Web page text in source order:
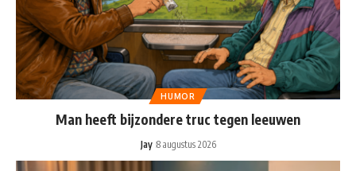
HUMOR
Man heeft bijzondere truc tegen leeuwen
Jay 8 augustus 2026